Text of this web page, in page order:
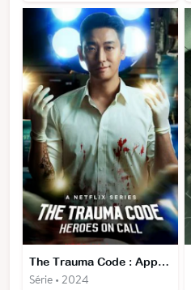
The Trauma Code : Appel à l'héroïsme
Série • 2024